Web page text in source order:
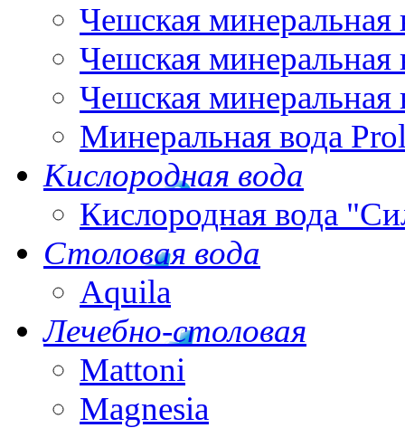
Чешская минеральная
Чешская минеральная
Чешская минеральная
Минеральная вода
Кислородная вода
Кислородная вода
Столовая вода
Aquila
Лечебно-столовая
Mattoni
Magnesia